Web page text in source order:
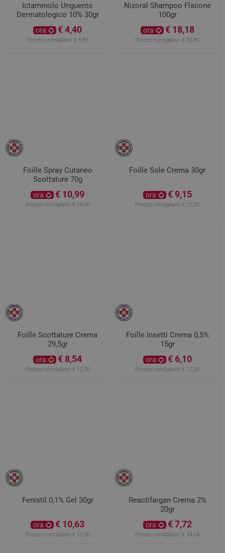
Ictammolo Unguento
Dermatologico 10% 30gr
ora € 4,40
Prezzo consigliato: € 5,50
Nizoral Shampoo Flacone
100gr
ora € 18,18
Prezzo consigliato: € 20,90
Foille Spray Cutaneo
Scottature 70g
ora € 10,99
Prezzo consigliato: € 16,90
Foille Sole Crema 30gr
ora € 9,15
Prezzo consigliato: € 12,20
Foille Scottature Crema
29,5gr
ora € 8,54
Prezzo consigliato: € 12,20
Foille Insetti Crema 0,5%
15gr
ora € 6,10
Prezzo consigliato: € 12,20
Fenistil 0,1% Gel 30gr
ora € 10,63
Prezzo consigliato: € 12,50
Reactifargan Crema 2%
20gr
ora € 7,72
Prezzo consigliato: € 14,04